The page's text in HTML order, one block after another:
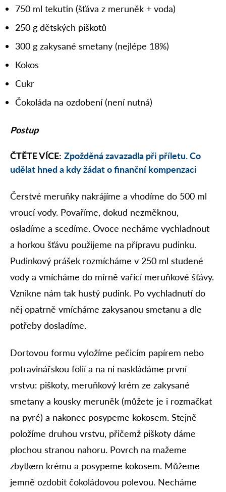
750 ml tekutin (šťáva z meruněk + voda)
250 g dětských piškotů
300 g zakysané smetany (nejlépe 18%)
Kokos
Cukr
Čokoláda na ozdobení (není nutná)
Postup
ČTĚTE VÍCE: Zpožděná zavazadla při příletu. Co
udělat hned a kdy žádat o finanční kompenzaci
Čerstvé meruňky nakrájíme a vhodíme do 500 ml
vroucí vody. Povaříme, dokud nezměknou,
osladíme a scedíme. Ovoce necháme vychladnout
a horkou šťávu použijeme na přípravu pudinku.
Pudinkový prášek rozmícháme v 250 ml studené
vody a vmícháme do mírně vařící meruňkové šťávy.
Vznikne nám tak hustý pudink. Po vychladnutí do
něj opatrně vmícháme zakysanou smetanu a dle
potřeby dosladíme.
Dortovou formu vyložíme pečicím papírem nebo
potravinářskou folií a na ni naskládáme první
vrstvu: piškoty, meruňkový krém ze zakysané
smetany a kousky meruněk (můžete je i rozmačkat
na pyré) a nakonec posypeme kokosem. Stejně
položíme druhou vrstvu, přičemž piškoty dáme
plochou stranou nahoru. Povrch na mažeme
zbytkem krému a posypeme kokosem. Můžeme
jemně ozdobit čokoládovou polevou. Necháme